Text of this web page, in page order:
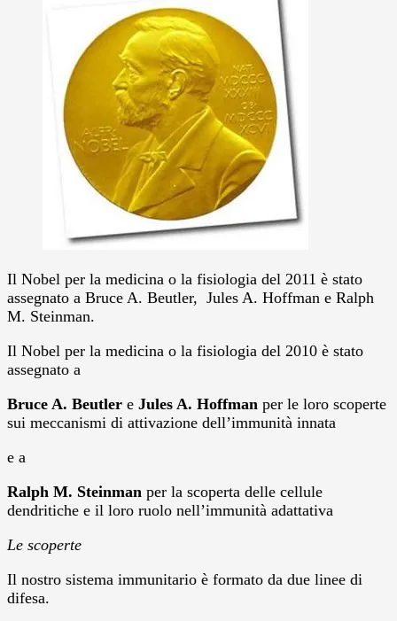
Il Nobel per la medicina o la fisiologia del 2011 è stato
assegnato a Bruce A. Beutler, Jules A. Hoffman e Ralph
M. Steinman.
Il Nobel per la medicina o la fisiologia del 2010 è stato
assegnato a
Bruce A. Beutler e Jules A. Hoffman per le loro scoperte
sui meccanismi di attivazione dell’immunità innata
e a
Ralph M. Steinman per la scoperta delle cellule
dendritiche e il loro ruolo nell’immunità adattativa
Le scoperte
Il nostro sistema immunitario è formato da due linee di
difesa.